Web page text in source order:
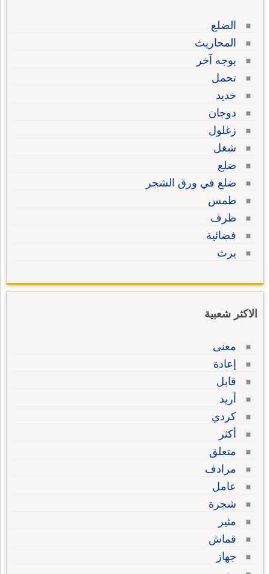
الضلع
المحاريث
بوجه آخر
تحمل
خديد
دوجان
زغلول
شغل
ضلع
ضلع في ورق الشجر
طمس
ظرف
فضائية
يرث
الاكثر شعبية
معنى
إعادة
قابل
أريد
كردي
أكثر
متعلق
مرادف
عامل
شجرة
مثير
قماش
جهاز